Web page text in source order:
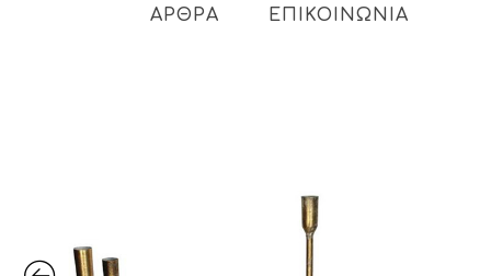
ΑΡΘΡΑ ΕΠΙΚΟΙΝΩΝΙΑ